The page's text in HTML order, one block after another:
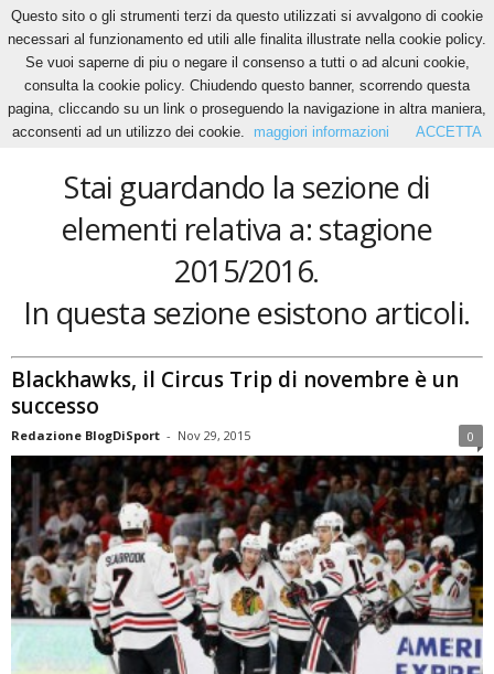
Home Tags Stagione 2015/2016
stagione 2015/2016
Stai guardando la sezione di
elementi relativa a: stagione
2015/2016.
In questa sezione esistono articoli.
Blackhawks, il Circus Trip di novembre è un
successo
Redazione BlogDiSport - Nov 29, 2015 0
Questo sito o gli strumenti terzi da questo utilizzati si avvalgono di cookie
necessari al funzionamento ed utili alle finalita illustrate nella cookie policy.
Se vuoi saperne di piu o negare il consenso a tutti o ad alcuni cookie,
consulta la cookie policy. Chiudendo questo banner, scorrendo questa
pagina, cliccando su un link o proseguendo la navigazione in altra maniera,
acconsenti ad un utilizzo dei cookie.
maggiori informazioni ACCETTA